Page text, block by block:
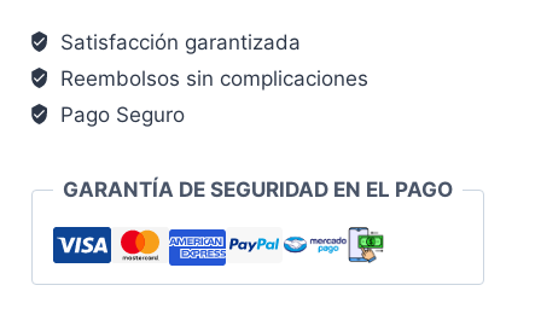
Satisfacción garantizada
Reembolsos sin complicaciones
Pago Seguro
GARANTÍA DE SEGURIDAD EN EL PAGO